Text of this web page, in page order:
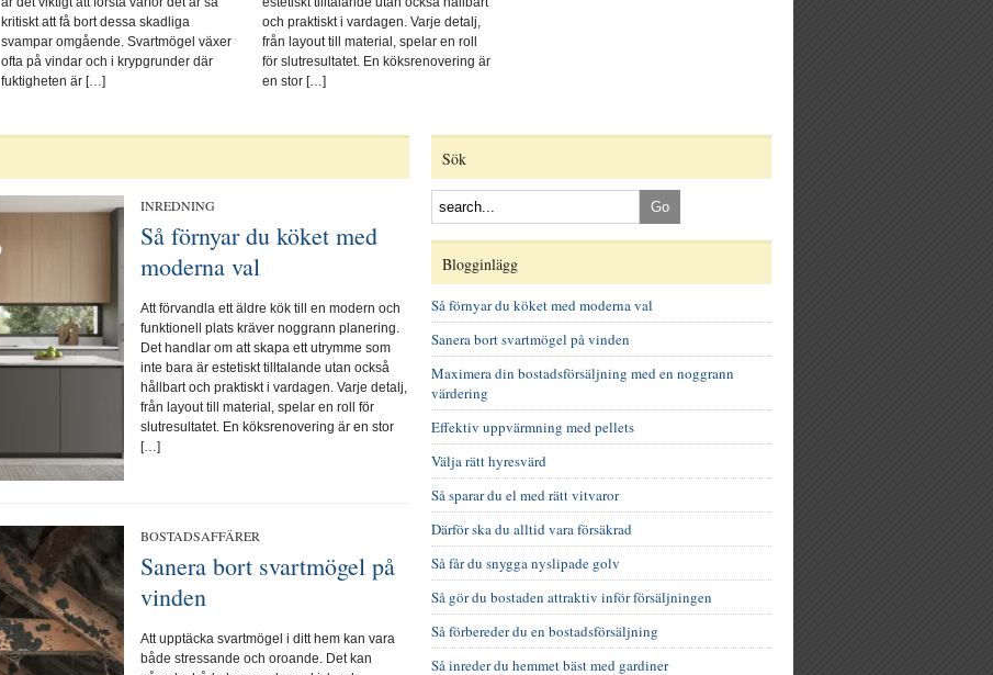
kritiskt att få bort dessa skadliga
svampar omgående. Svartmögel växer
ofta på vindar och i krypgrunder där
fuktigheten är […]
och praktiskt i vardagen. Varje detalj,
från layout till material, spelar en roll
för slutresultatet. En köksrenovering är
en stor […]
INREDNING
Så förnyar du köket med
moderna val
Att förvandla ett äldre kök till en modern och
funktionell plats kräver noggrann planering.
Det handlar om att skapa ett utrymme som
inte bara är estetiskt tilltalande utan också
hållbart och praktiskt i vardagen. Varje detalj,
från layout till material, spelar en roll för
slutresultatet. En köksrenovering är en stor
[…]
BOSTADSAFFÄRER
Sanera bort svartmögel på
vinden
Att upptäcka svartmögel i ditt hem kan vara
både stressande och oroande. Det kan
Sök
Blogginlägg
Så förnyar du köket med moderna val
Sanera bort svartmögel på vinden
Maximera din bostadsförsäljning med en noggrann
värdering
Effektiv uppvärmning med pellets
Välja rätt hyresvärd
Så sparar du el med rätt vitvaror
Därför ska du alltid vara försäkrad
Så får du snygga nyslipade golv
Så gör du bostaden attraktiv inför försäljningen
Så förbereder du en bostadsförsäljning
Så inreder du hemmet bäst med gardiner